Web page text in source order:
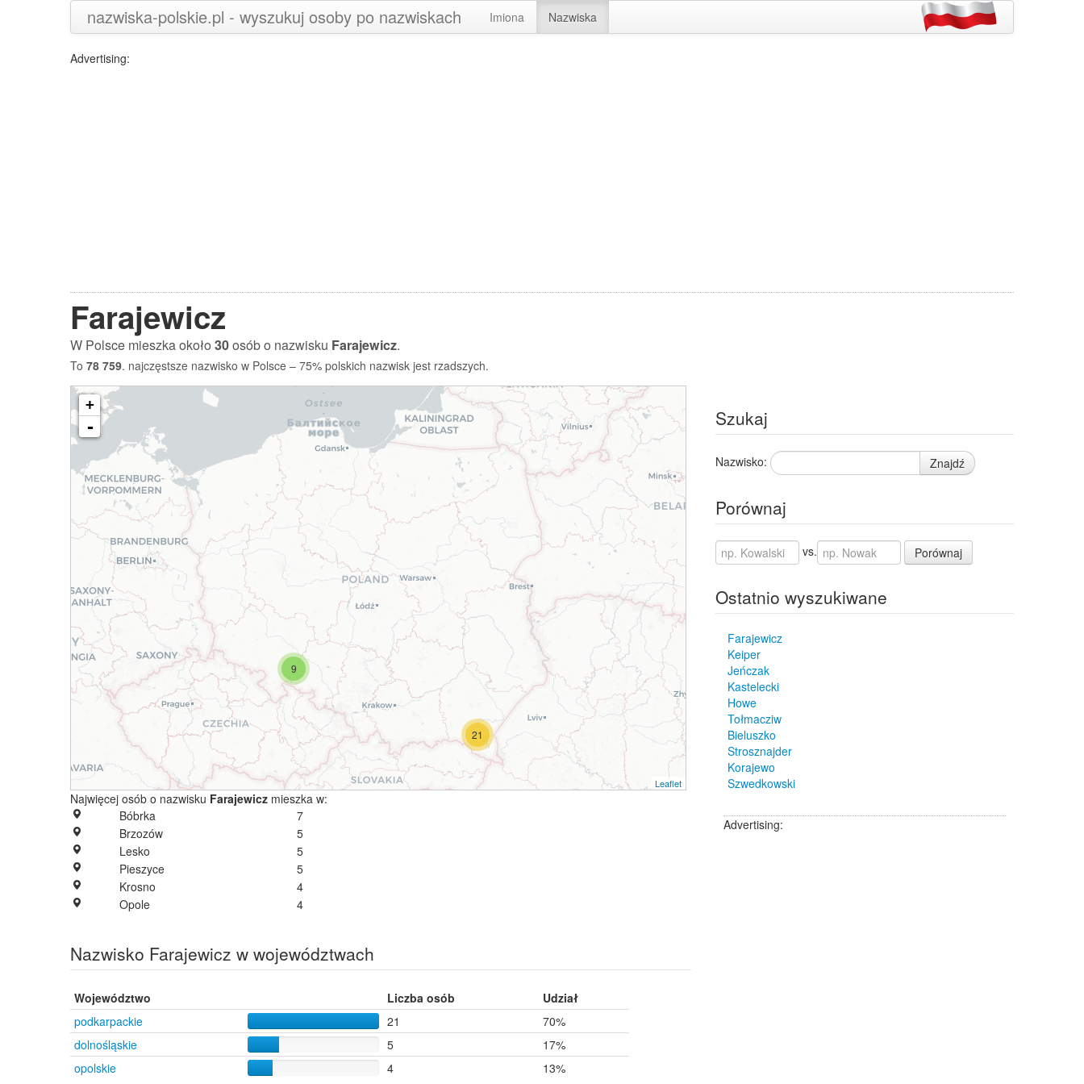
nazwiska-polskie.pl - wyszukuj osoby po nazwiskach Imiona Nazwiska
Advertising:
Farajewicz
W Polsce mieszka około30osób o nazwisku Farajewicz.
To 78 759. najczęstsze nazwisko w Polsce – 75% polskich nazwisk jest rzadszych.
9
21
+
-
Leaflet
Najwięcej osób o nazwisku Farajewicz mieszka w:
Bóbrka
7
Brzozów
5
Lesko
5
Pieszyce
5
Krosno
4
Opole
4
Nazwisko Farajewicz w województwach
Województwo Liczba osób
Udział
podkarpackie
21
70%
dolnośląskie
5
17%
opolskie
4 13%
Szukaj
Nazwisko: Znajdź
Porównaj
vs. Porównaj
Ostatnio wyszukiwane
Farajewicz
Keiper
Jeńczak
Kastelecki
Howe
Tołmacziw
Bieluszko
Strosznajder
Korajewo
Szwedkowski
Advertising: